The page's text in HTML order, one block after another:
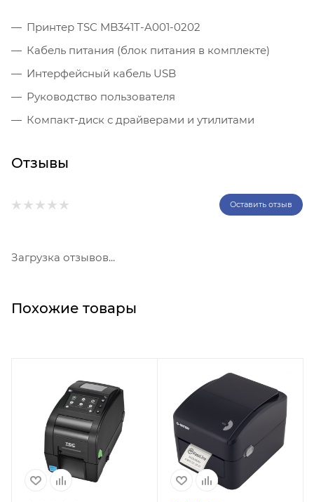
Принтер TSC MB341T-A001-0202
Кабель питания (блок питания в комплекте)
Интерфейсный кабель USB
Руководство пользователя
Компакт-диск с драйверами и утилитами
Отзывы
Оставить отзыв
Загрузка отзывов...
Похожие товары